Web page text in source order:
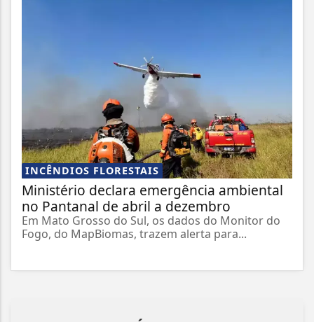
INCÊNDIOS FLORESTAIS
Ministério declara emergência ambiental
no Pantanal de abril a dezembro
Em Mato Grosso do Sul, os dados do Monitor do
Fogo, do MapBiomas, trazem alerta para...